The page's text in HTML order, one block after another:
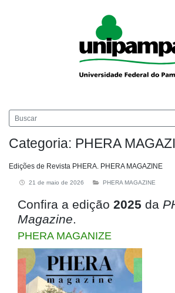
Categoria: PHERA
Edições de Revista PHERA. PHERA MAGAZINE
21 de maio de 2026 PHERA MAGAZINE
Confira a edição 2025 da
Magazine.
PHERA MAGANIZE